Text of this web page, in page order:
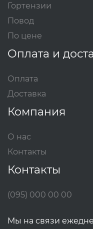
Гортензии
Повод
По цене
Оплата и
Оплата
Доставка
Компания
О нас
Контакты
Контакты
(095) 000 00 00
Мы на связи